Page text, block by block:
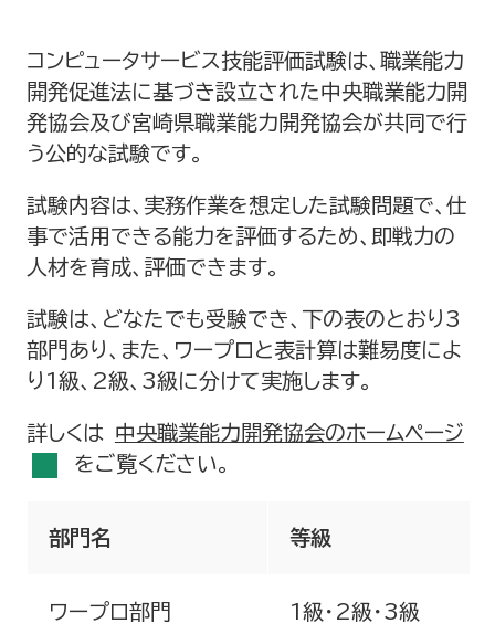
各種様式ダウンロード
リンク
よくあるご質問
お問い合わせ
アクセスマップ
サイトマップ
⼈材育成⽀援等事業）
コンピュータサービス技能評価試験は、職業能力
開発促進法に基づき設立された中央職業能力開
発協会及び宮崎県職業能力開発協会が共同で行
う公的な試験です。
試験内容は、実務作業を想定した試験問題で、仕
事で活用できる能力を評価するため、即戦力の
人材を育成、評価できます。
試験は、どなたでも受験でき、下の表のとおり3
部門あり、また、ワープロと表計算は難易度によ
り1級、2級、3級に分けて実施します。
詳しくは
中央職業能力開発協会のホームページ
をご覧ください。
部門名 等級
ワープロ部門 1級・2級・3級